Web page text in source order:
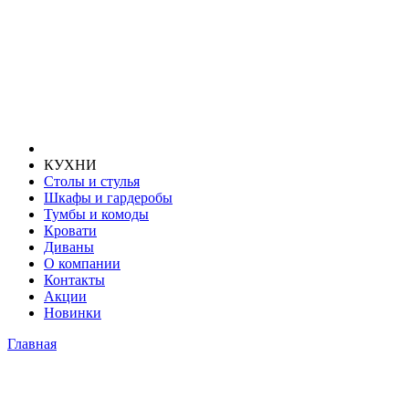
КУХНИ
Столы и стулья
Шкафы и гардеробы
Тумбы и комоды
Кровати
Диваны
О компании
Контакты
Акции
Новинки
Главная